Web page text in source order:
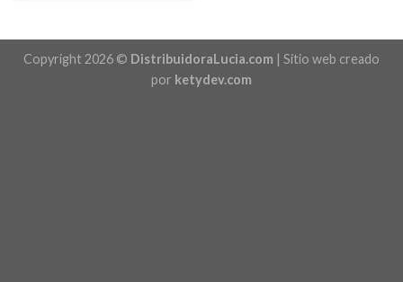
Copyright 2026 © DistribuidoraLucia.com | Sitio web creado
por ketydev.com